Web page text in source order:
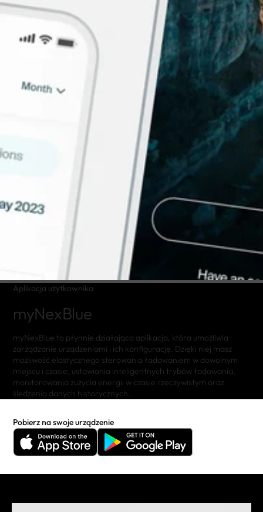
Aplikacja użytkownika
myNexBlue
myNexBlue to płynnie działająca aplikacja, która umożliwia
zarządzanie urządzeniami i ich konfigurację. Dzięki niej masz
możliwość elastycznego sterowania ładowaniem w dowolnym
miejscu i czasie, ustawiania inteligentnych trybów ładowania,
monitorowania zużycia energii w czasie rzeczywistym oraz
śledzenia danych historycznych.
Pobierz na swoje urządzenie